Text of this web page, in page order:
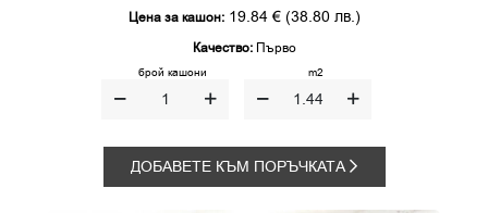
Цена за кашон: 19.84 € (38.80 лв.)
Качество:Първо
брой кашони m2
ДОБАВЕТЕ КЪМ ПОРЪЧКАТА